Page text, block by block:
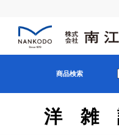
商品検索
洋雑